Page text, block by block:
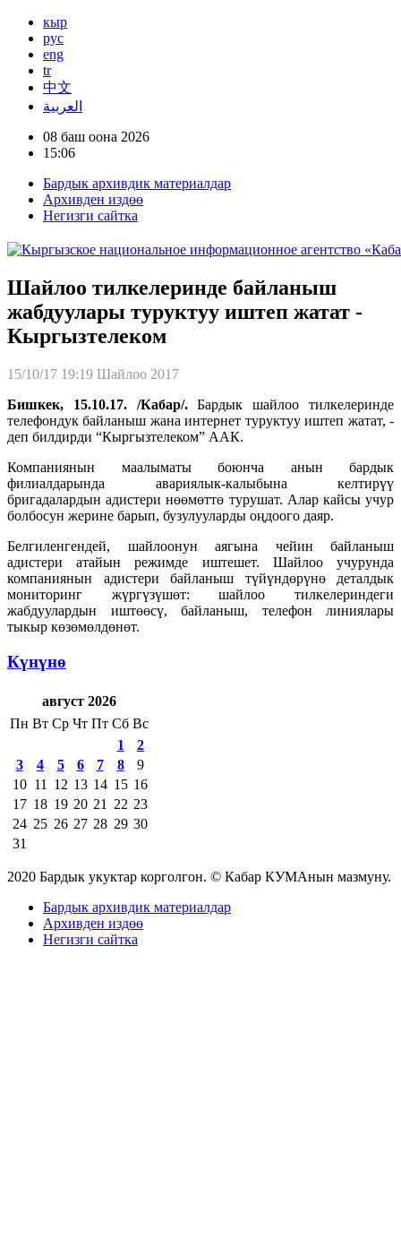
кыр
рус
eng
tr
中文
العربية
08 баш оона 2026
15:06
Бардык архивдик материалдар
Архивден издөө
Негизги сайтка
Шайлоо тилкелеринде байланыш
жабдуулары туруктуу иштеп жатат -
Кыргызтелеком
15/10/17 19:19 Шайлоо 2017
Бишкек, 15.10.17. /Кабар/.Бардык шайлоо тилкелеринде
телефондук байланыш жана интернет туруктуу иштеп жатат, -
деп билдирди “Кыргызтелеком” ААК.
Компаниянын маалыматы боюнча анын бардык
филиалдарында авариялык-калыбына келтирүү
бригадалардын адистери нөөмөттө турушат. Алар кайсы учур
болбосун жерине барып, бузулууларды оңдоого даяр.
Белгиленгендей, шайлоонун аягына чейин байланыш
адистери атайын режимде иштешет. Шайлоо учурунда
компаниянын адистери байланыш түйүндөрүнө деталдык
мониторинг жүргүзүшөт: шайлоо тилкелериндеги
жабдуулардын иштөөсү, байланыш, телефон линиялары
тыкыр көзөмөлдөнөт.
Күнүнө
август 2026
Пн Вт Ср Чт Пт Сб Вс
1
2
3
4 5 6 7 8
9
10 11 12 13 14 15 16
17 18 19 20 21 22 23
24 25 26 27 28 29 30
31
2020 Бардык укуктар корголгон. © Кабар КУМАнын мазмуну.
Бардык архивдик материалдар
Архивден издөө
Негизги сайтка